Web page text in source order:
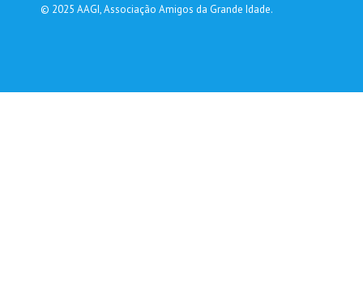
© 2025 AAGI, Associação Amigos da Grande Idade.